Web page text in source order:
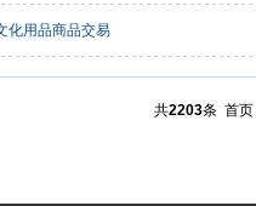
化用品商品交易
共2203条 首